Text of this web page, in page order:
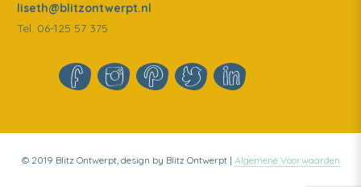
liseth@blitzontwerpt.nl
Tel. 06-125 57 375
© 2019 Blitz Ontwerpt, design by Blitz Ontwerpt | Algemene Voorwaarden